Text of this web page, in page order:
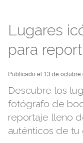
Lugares
para
Publicado el 13 de octubre
Descubre los
fotógrafo de
reportaje lleno
auténticos de tu